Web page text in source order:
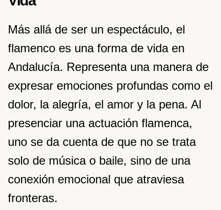
Más allá de ser un espectáculo, el
flamenco es una forma de vida en
Andalucía. Representa una manera de
expresar emociones profundas como el
dolor, la alegría, el amor y la pena. Al
presenciar una actuación flamenca,
uno se da cuenta de que no se trata
solo de música o baile, sino de una
conexión emocional que atraviesa
fronteras.